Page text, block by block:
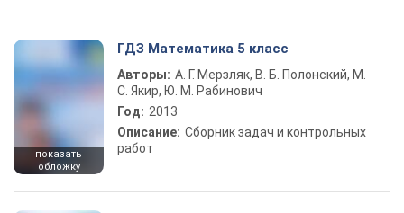
показать
обложку
ГДЗ Математика 5 класс
Авторы: А. Г. Мерзляк, В. Б. Полонский, М.
С. Якир, Ю. М. Рабинович
Год: 2013
Описание: Сборник задач и контрольных
работ